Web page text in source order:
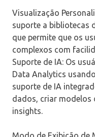
Visualização
suporte a bibliotecas
que permite que os
complexos com
Suporte de IA: Os
Data Analytics
suporte de IA
dados, criar modelos
insights.